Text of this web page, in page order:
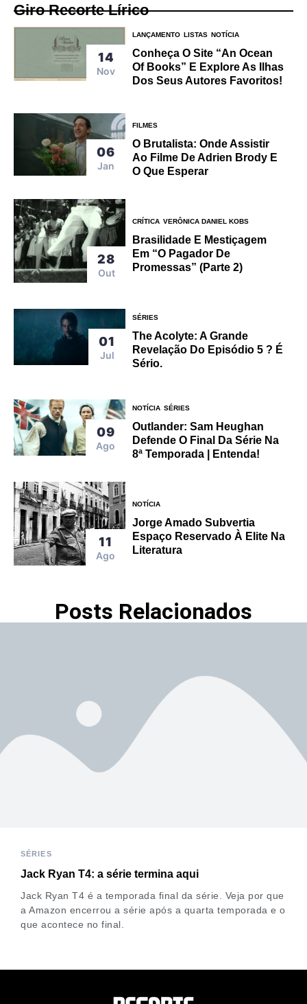
Giro Recorte Lírico
14
Nov
LANÇAMENTO LISTAS NOTÍCIA
Conheça O Site “An Ocean
Of Books” E Explore As Ilhas
Dos Seus Autores Favoritos!
06
Jan
FILMES
O Brutalista: Onde Assistir
Ao Filme De Adrien Brody E
O Que Esperar
28
Out
CRÍTICA VERÔNICA DANIEL KOBS
Brasilidade E Mestiçagem
Em “O Pagador De
Promessas” (parte 2)
01
Jul
SÉRIES
The Acolyte: A Grande
Revelação Do Episódio 5 ? É
Sério.
09
Ago
NOTÍCIA SÉRIES
Outlander: Sam Heughan
Defende O Final Da Série Na
8ª Temporada | Entenda!
11
Ago
NOTÍCIA
Jorge Amado Subvertia
Espaço Reservado À Elite Na
Literatura
Posts Relacionados
SÉRIES
Jack Ryan T4: a série termina aqui
Jack Ryan T4 é a temporada final da série. Veja por que
a Amazon encerrou a série após a quarta temporada e o
que acontece no final.